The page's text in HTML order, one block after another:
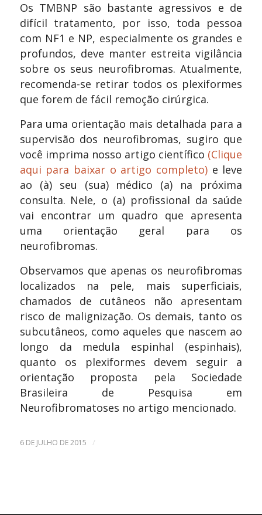
Os TMBNP são bastante agressivos e de
difícil tratamento, por isso, toda pessoa
com NF1 e NP, especialmente os grandes e
profundos, deve manter estreita vigilância
sobre os seus neurofibromas. Atualmente,
recomenda-se retirar todos os plexiformes
que forem de fácil remoção cirúrgica.
Para uma orientação mais detalhada para a
supervisão dos neurofibromas, sugiro que
você imprima nosso artigo científico (Clique
aqui para baixar o artigo completo) e leve
ao (à) seu (sua) médico (a) na próxima
consulta. Nele, o (a) profissional da saúde
vai encontrar um quadro que apresenta
uma orientação geral para os
neurofibromas.
Observamos que apenas os neurofibromas
localizados na pele, mais superficiais,
chamados de cutâneos não apresentam
risco de malignização. Os demais, tanto os
subcutâneos, como aqueles que nascem ao
longo da medula espinhal (espinhais),
quanto os plexiformes devem seguir a
orientação proposta pela Sociedade
Brasileira de Pesquisa em
Neurofibromatoses no artigo mencionado.
6 DE JULHO DE 2015 /